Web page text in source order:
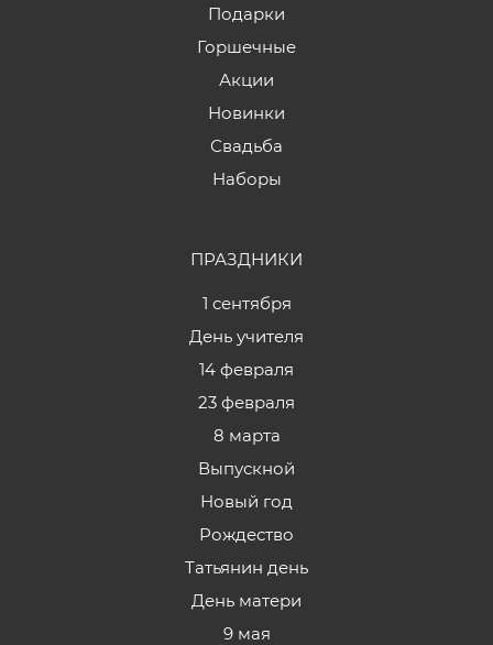
Подарки
Горшечные
Акции
Новинки
Свадьба
Наборы
ПРАЗДНИКИ
1 сентября
День учителя
14 февраля
23 февраля
8 марта
Выпускной
Новый год
Рождество
Татьянин день
День матери
9 мая